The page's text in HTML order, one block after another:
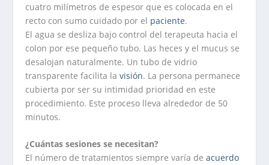
cuatro milímetros de espesor que es colocada en el
recto con sumo cuidado por el paciente.
El agua se desliza bajo control del terapeuta hacia el
colon por ese pequeño tubo. Las heces y el mucus se
desalojan naturalmente. Un tubo de vidrio
transparente facilita lavisión. La persona permanece
cubierta por ser su intimidad prioridad en este
procedimiento. Este proceso lleva alrededor de 50
minutos.
¿Cuántas sesiones se necesitan?
El número de tratamientos siempre varía deacuerdo